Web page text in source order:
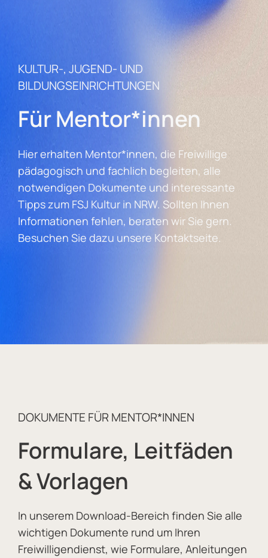
KULTUR-, JUGEND- UND
BILDUNGSEINRICHTUNGEN
Für Mentor*innen
Hier erhalten Mentor*innen, die Freiwillige
pädagogisch und fachlich begleiten, alle
notwendigen Dokumente und interessante
Tipps zum FSJ Kultur in NRW. Sollten Ihnen
Informationen fehlen, beraten wir Sie gern.
Besuchen Sie dazu unsere Kontaktseite.
DOKUMENTE FÜR MENTOR*INNEN
Formulare, Leitfäden
& Vorlagen
In unserem Download-Bereich finden Sie alle
wichtigen Dokumente rund um Ihren
Freiwilligendienst, wie Formulare, Anleitungen